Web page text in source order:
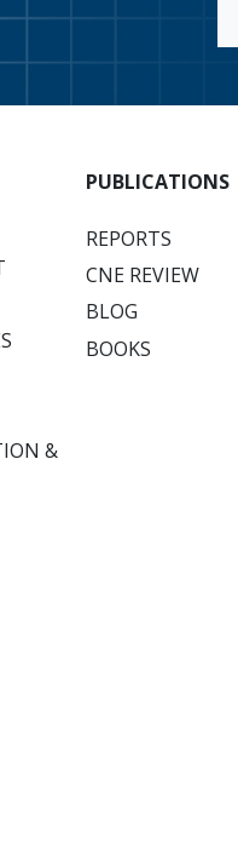
&
PUBLICATIONS
REPORTS
CNE REVIEW
BLOG
BOOKS